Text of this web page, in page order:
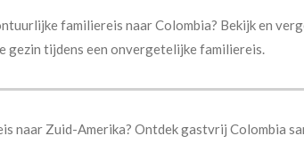
familiereis naar Colombia? Bekijk en
gezin tijdens een onvergetelijke familiereis.
naar Zuid-Amerika? Ontdek gastvrij Colombia